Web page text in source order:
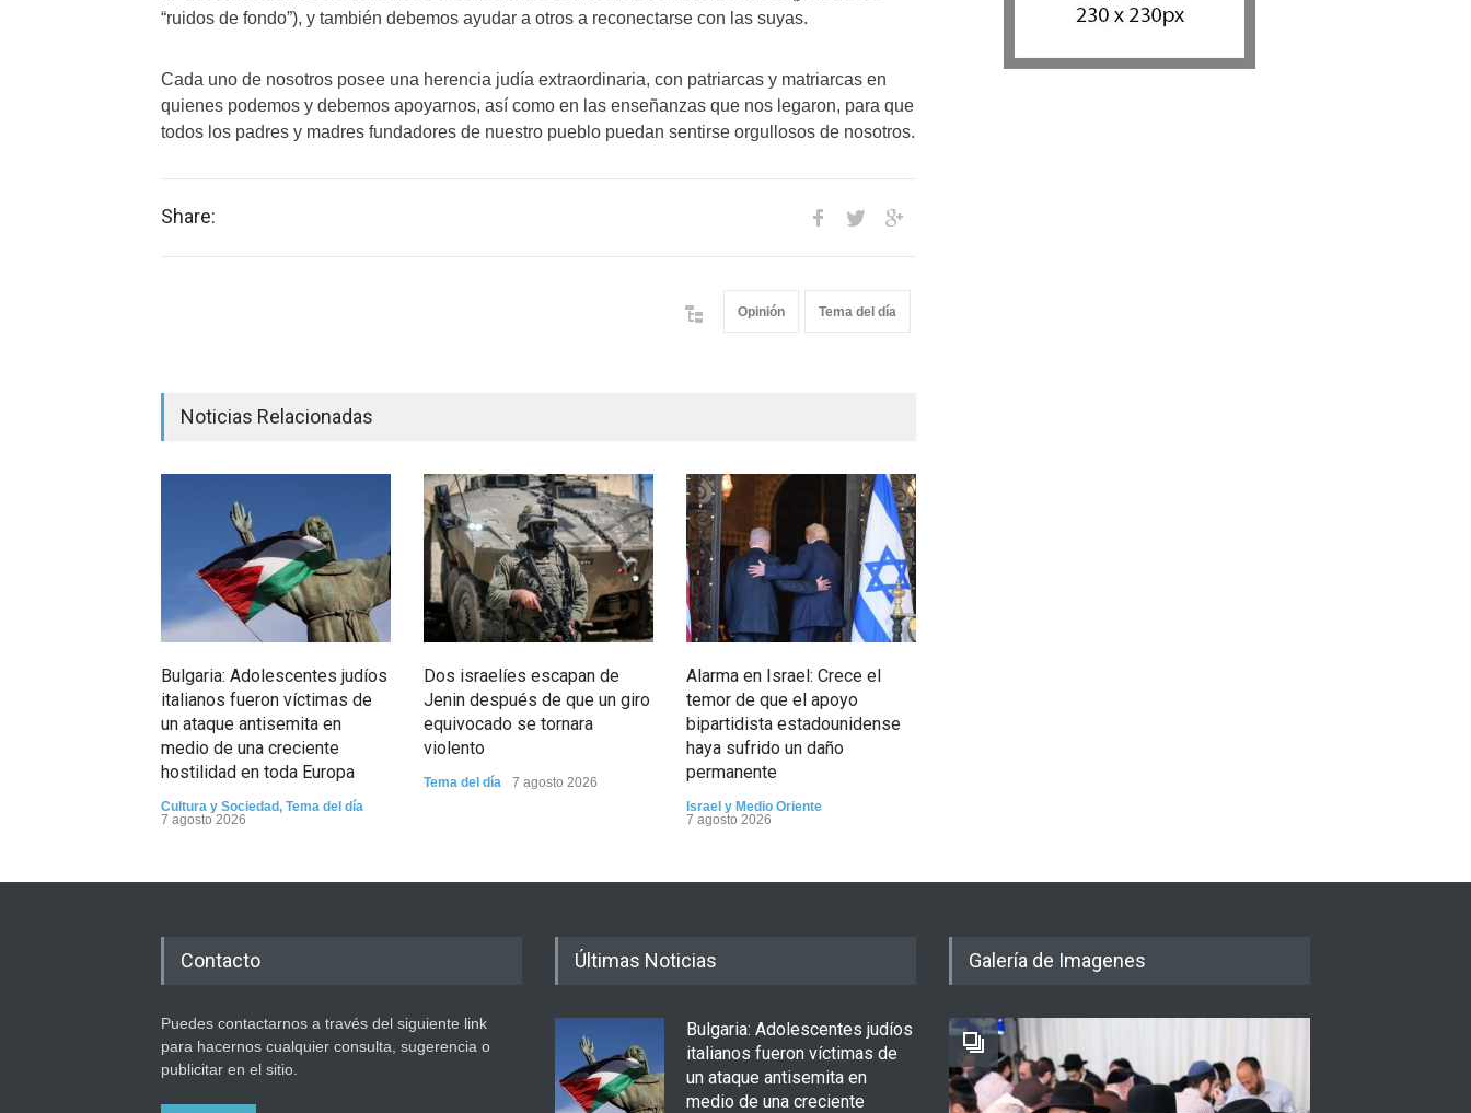
“ruidos de fondo”), y también debemos ayudar a otros a reconectarse con las suyas.
Cada uno de nosotros posee una herencia judía extraordinaria, con patriarcas y matriarcas en
quienes podemos y debemos apoyarnos, así como en las enseñanzas que nos legaron, para que
todos los padres y madres fundadores de nuestro pueblo puedan sentirse orgullosos de nosotros.
Share:
Opinión Tema del día
Noticias Relacionadas
Bulgaria: Adolescentes judíos
italianos fueron víctimas de
un ataque antisemita en
medio de una creciente
hostilidad en toda Europa
Cultura y Sociedad, Tema del día
7 agosto 2026
Dos israelíes escapan de
Jenin después de que un giro
equivocado se tornara
violento
Tema del día 7 agosto 2026
Alarma en Israel: Crece el
temor de que el apoyo
bipartidista estadounidense
haya sufrido un daño
permanente
Israel y Medio Oriente
7 agosto 2026
Contacto
Puedes contactarnos a través del siguiente link
para hacernos cualquier consulta, sugerencia o
publicitar en el sitio.
Últimas Noticias
Bulgaria: Adolescentes judíos
italianos fueron víctimas de
un ataque antisemita en
medio de una creciente
Galería de Imagenes